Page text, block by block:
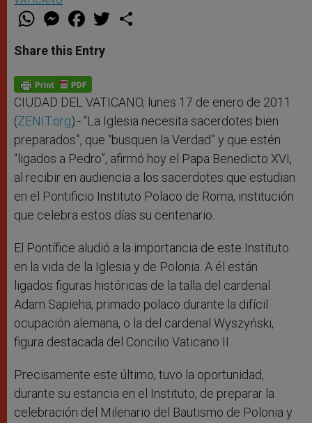
W
t
s
p
p
M
e
s
e
g
e
r
F
a
e
b
o
k
w
Share this Entry
CIUDAD DEL VATICANO, lunes 17 de enero de 2011
(ZENIT.org).- “La Iglesia necesita sacerdotes bien
preparados”, que “busquen la Verdad” y que estén
“ligados a Pedro”, afirmó hoy el Papa Benedicto XVI,
al recibir en audiencia a los sacerdotes que estudian
en el Pontificio Instituto Polaco de Roma, institución
que celebra estos días su centenario.
El Pontífice aludió a la importancia de este Instituto
en la vida de la Iglesia y de Polonia. A él están
ligados figuras históricas de la talla del cardenal
Adam Sapieha, primado polaco durante la difícil
ocupación alemana, o la del cardenal Wyszyński,
figura destacada del Concilio Vaticano II.
Precisamente este último, tuvo la oportunidad,
durante su estancia en el Instituto, de preparar la
celebración del Milenario del Bautismo de Polonia y